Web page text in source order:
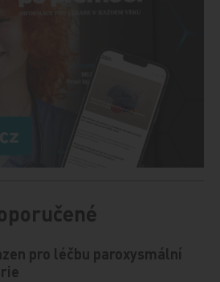
pro léčbu paroxysmální